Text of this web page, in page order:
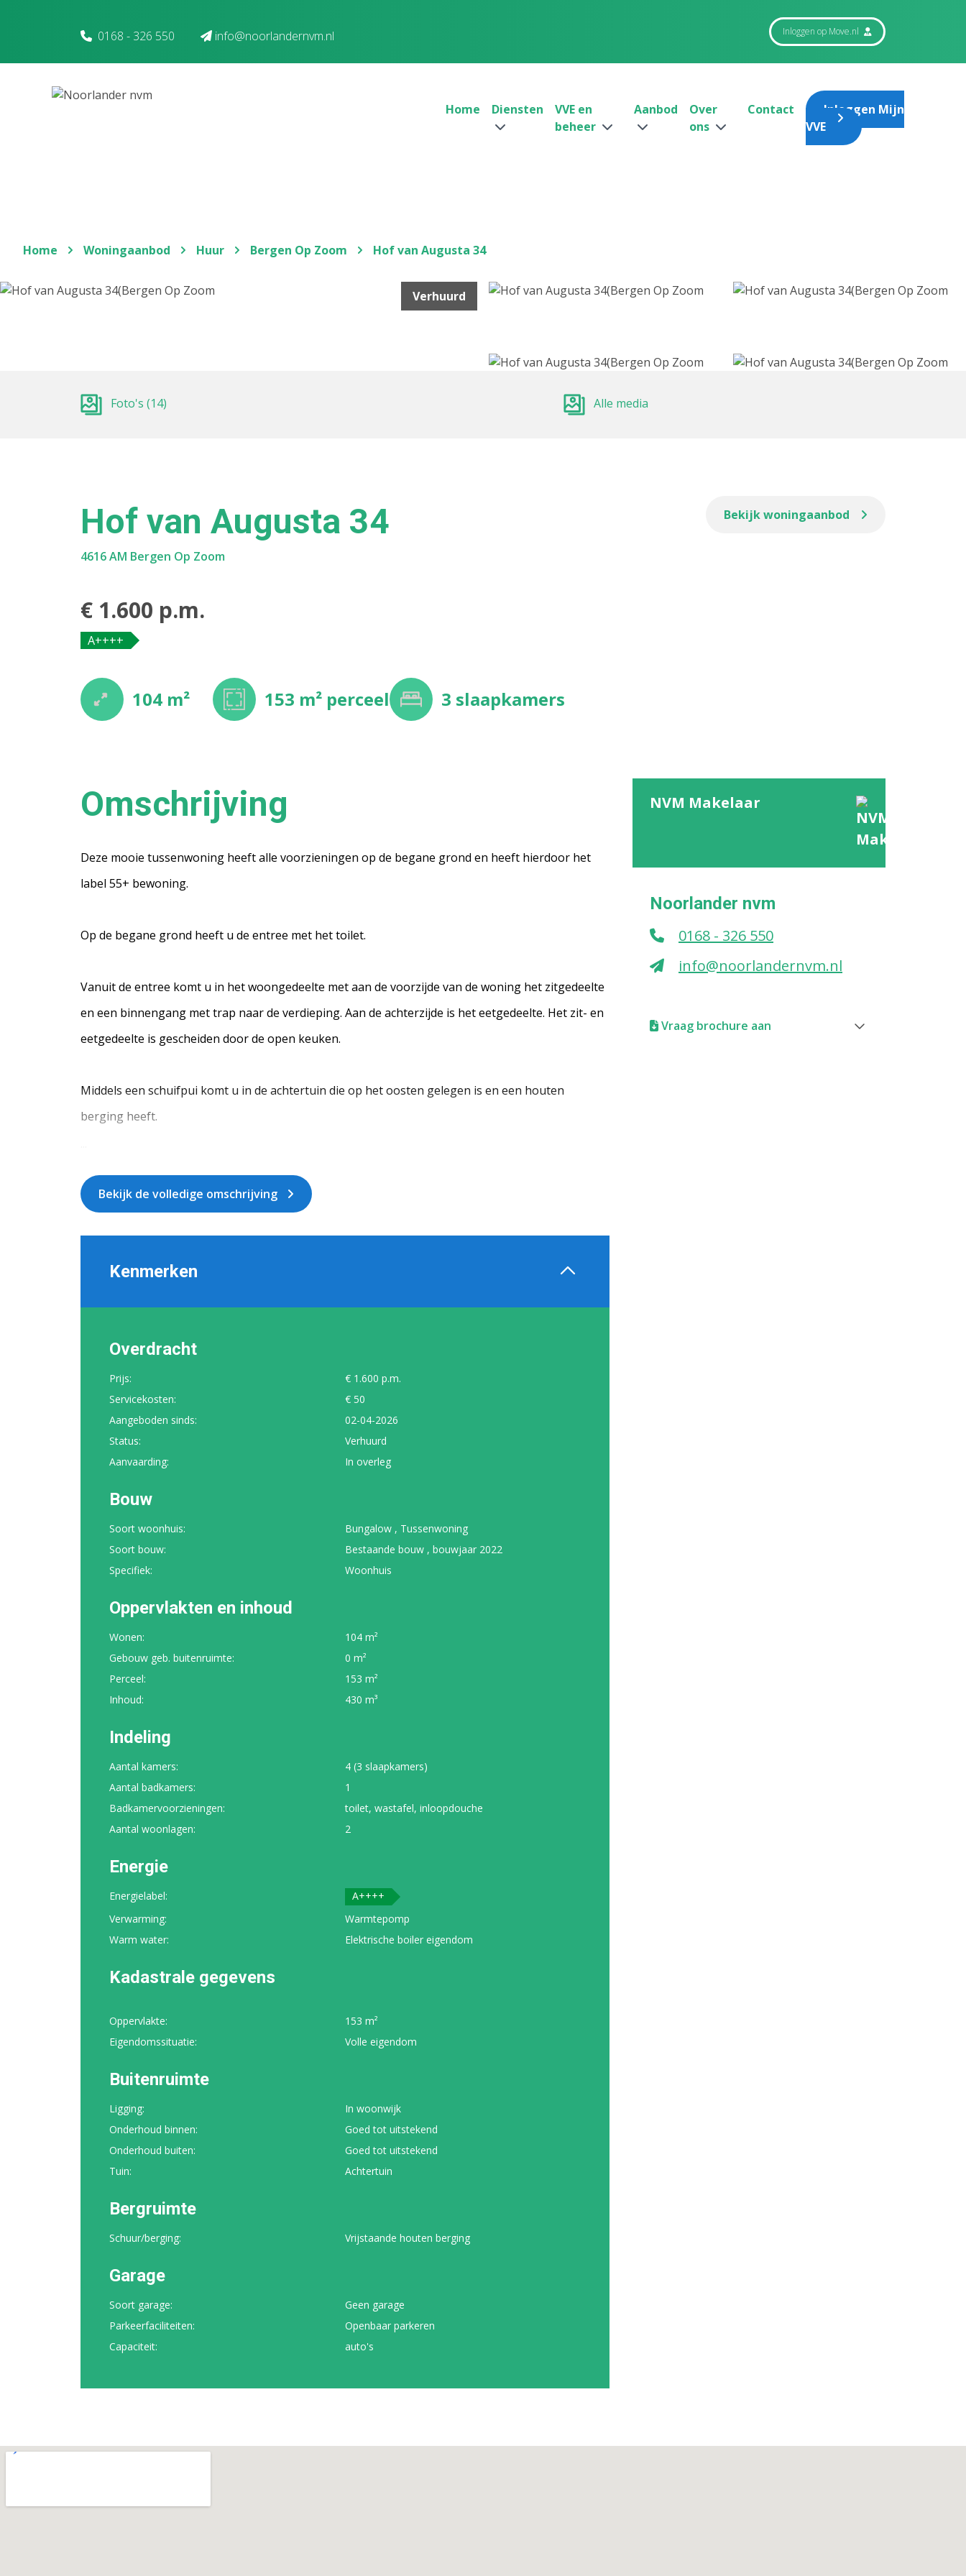
0168 - 326 550
info@noorlandernvm.nl Inloggen op Move.nl
Home Diensten
VVE en
beheer
Aanbod
Over
ons
Contact
Inloggen Mijn
VVE
Home Woningaanbod Huur Bergen Op Zoom Hof van Augusta 34
Verhuurd
Foto's (14) Alle media
Hof van Augusta 34
4616 AM Bergen Op Zoom
€ 1.600 p.m.
A++++
Bekijk woningaanbod
104 m² 153 m² perceel 3 slaapkamers
Omschrijving
Deze mooie tussenwoning heeft alle voorzieningen op de begane grond en heeft hierdoor het
label 55+ bewoning.
Op de begane grond heeft u de entree met het toilet.
Vanuit de entree komt u in het woongedeelte met aan de voorzijde van de woning het zitgedeelte
en een binnengang met trap naar de verdieping. Aan de achterzijde is het eetgedeelte. Het zit- en
eetgedeelte is gescheiden door de open keuken.
Middels een schuifpui komt u in de achtertuin die op het oosten gelegen is en een houten
berging heeft.
Bekijk de volledige omschrijving
Kenmerken
Overdracht
Prijs:
€ 1.600 p.m.
Servicekosten:
€ 50
Aangeboden sinds:
02-04-2026
Status:
Verhuurd
Aanvaarding:
In overleg
Bouw
Soort woonhuis:
Bungalow , Tussenwoning
Soort bouw:
Bestaande bouw , bouwjaar 2022
Specifiek:
Woonhuis
Oppervlakten en inhoud
Wonen:
104 m²
Gebouw geb. buitenruimte:
0 m²
Perceel:
153 m²
Inhoud:
430 m³
Indeling
Aantal kamers:
4 (3 slaapkamers)
Aantal badkamers:
1
Badkamervoorzieningen:
toilet, wastafel, inloopdouche
Aantal woonlagen:
2
Energie
Energielabel:
A++++
Verwarming:
Warmtepomp
Warm water:
Elektrische boiler eigendom
Kadastrale gegevens
Oppervlakte:
153 m²
Eigendomssituatie:
Volle eigendom
Buitenruimte
Ligging:
In woonwijk
Onderhoud binnen:
Goed tot uitstekend
Onderhoud buiten:
Goed tot uitstekend
Tuin:
Achtertuin
Bergruimte
Schuur/berging: Vrijstaande houten berging
Garage
Soort garage:
Geen garage
Parkeerfaciliteiten:
Openbaar parkeren
Capaciteit:
auto's
NVM Makelaar
Noorlander nvm
0168 - 326 550
info@noorlandernvm.nl
Vraag brochure aan